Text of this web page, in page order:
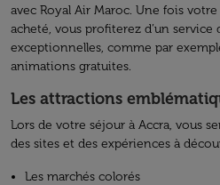
avec Royal Air Maroc. Une fois
acheté, vous profiterez d’un
exceptionnelles, comme par
animations gratuites.
Les attractions
Lors de votre séjour à Accra, vous
des sites et des expériences à
Les marchés colorés